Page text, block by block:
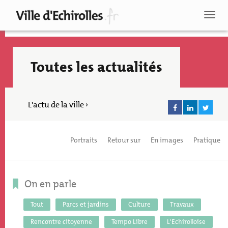
principal
Recherche
Toutes les actualités
L'actu de la ville ›
Portraits Retour sur En images Pratique
On en parle
Tout Parcs et jardins Culture
Travaux
Rencontre citoyenne
Tempo Libre
L'Echirolloise